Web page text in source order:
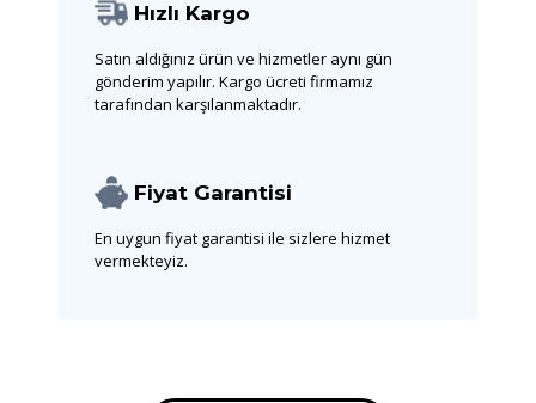
Hızlı Kargo
Satın aldığınız ürün ve hizmetler aynı gün
gönderim yapılır. Kargo ücreti firmamız
tarafından karşılanmaktadır.
Fiyat Garantisi
En uygun fiyat garantisi ile sizlere hizmet
vermekteyiz.